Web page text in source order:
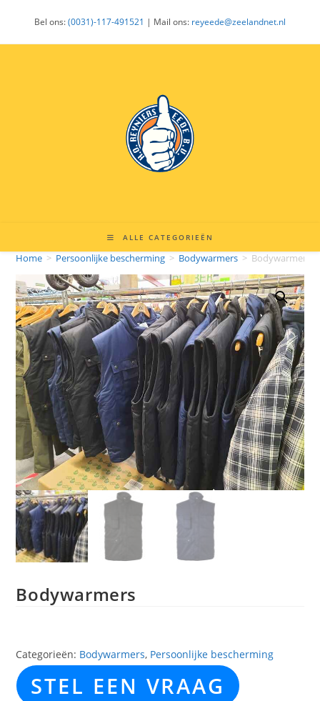
inhoud
Bel ons:(0031)-117-491521 | Mail ons: reyeede@zeelandnet.nl
ALLE CATEGORIEËN
Home > Persoonlijke bescherming > Bodywarmers > Bodywarmers
Bodywarmers
Categorieën: Bodywarmers, Persoonlijke bescherming
STEL EEN VRAAG